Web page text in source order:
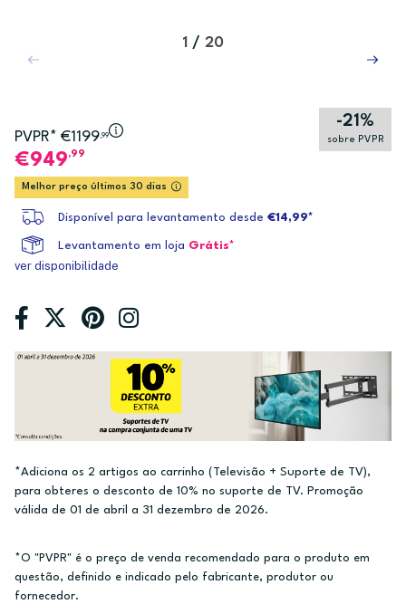
1 / 20
PVPR* €1199,99
-21%
sobre PVPR
949,99
Melhor preço últimos 30 dias
Disponível para levantamento desde €14,99*
Levantamento em loja Grátis*
ver disponibilidade
*Adiciona os 2 artigos ao carrinho (Televisão + Suporte de TV),
para obteres o desconto de 10% no suporte de TV. Promoção
válida de 01 de abril a 31 dezembro de 2026.
*O "PVPR" é o preço de venda recomendado para o produto em
questão, definido e indicado pelo fabricante, produtor ou
fornecedor.